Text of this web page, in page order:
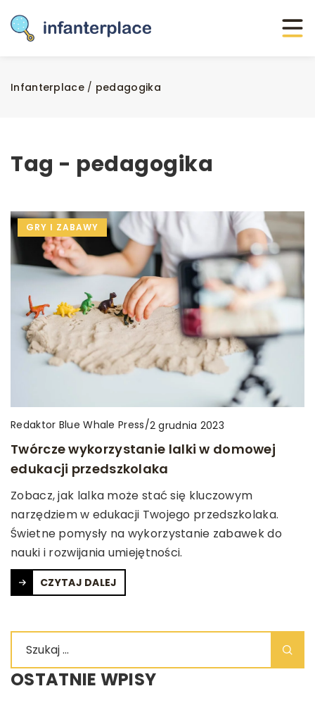
Infanterplace/ pedagogika
Tag - pedagogika
GRY I ZABAWY
Redaktor Blue Whale Press/2 grudnia 2023
Twórcze wykorzystanie lalki w domowej
edukacji przedszkolaka
Zobacz, jak lalka może stać się kluczowym
narzędziem w edukacji Twojego przedszkolaka.
Świetne pomysły na wykorzystanie zabawek do
nauki i rozwijania umiejętności.
CZYTAJ DALEJ
OSTATNIE WPISY